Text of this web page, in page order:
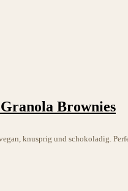
Brownies
knusprig und schokoladig.